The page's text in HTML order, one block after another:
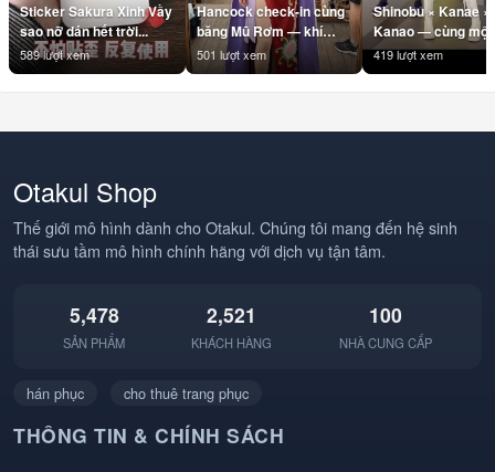
Sticker Sakura Xinh Vầy
sao nỡ dán hết trời...
589 lượt xem
Hancock check-in cùng
băng Mũ Rơm — khí
chất Nữ Hoàng là không
cần filter 👑
#BangMuRom
501 lượt xem
Shinobu × Kanae ×
Kanao — cùng một
#Shinobu #Kanae
#Kanao
#AnimeDance
419 lượt xem
Otakul Shop
Thế giới mô hình dành cho Otakul. Chúng tôi mang đến hệ sinh
thái sưu tầm mô hình chính hãng với dịch vụ tận tâm.
5,478
SẢN PHẨM
2,521
KHÁCH HÀNG
100
NHÀ CUNG CẤP
hán phục cho thuê trang phục
THÔNG TIN & CHÍNH SÁCH